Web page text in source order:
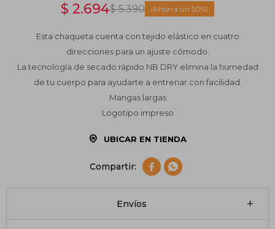
$ 2.694$ 5.390 50
Esta chaqueta cuenta con tejido elástico en cuatro
direcciones para un ajuste cómodo.
La tecnología de secado rápido NB DRY elimina la humedad
de tu cuerpo para ayudarte a entrenar con facilidad.
Mangas largas
Logotipo impreso
UBICAR EN TIENDA
 
Envíos